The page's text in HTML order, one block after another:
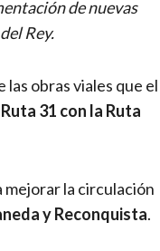
de nuevas
Rey.
las obras viales que el
31 con la Ruta
la circulación
y Reconquista.